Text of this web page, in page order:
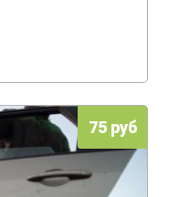
75 руб